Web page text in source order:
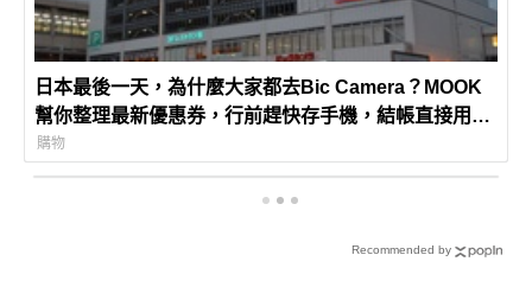
日本最後一天，為什麼大家都去Bic Camera？MOOK
幫你整理最新優惠券，行前趕快存手機，結帳直接用，
最高省10%
購物
Recommended by